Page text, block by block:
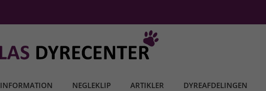
INFORMATION NEGLEKLIP ARTIKLER DYREAFDELINGEN